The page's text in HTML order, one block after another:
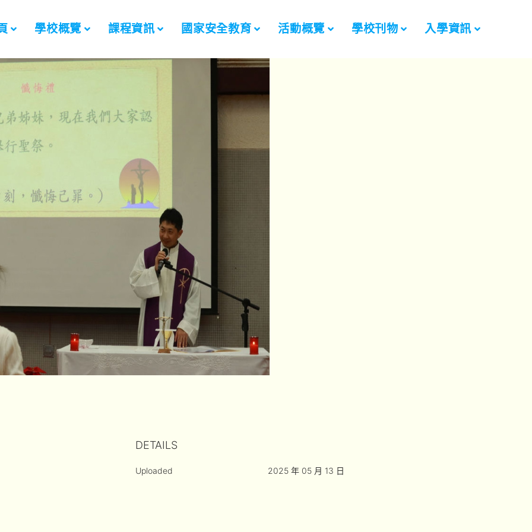
學校概覽 課程資訊 國家安全教育 活動概覽 學校刊物 入學資訊
DETAILS
Uploaded 2025 年 05 月 13 日